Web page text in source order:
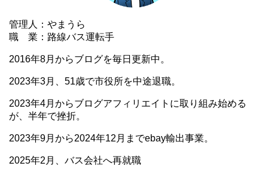
管理人：やまうら
職 業：路線バス運転手
2016年8月からブログを毎日更新中。
2023年3月、51歳で市役所を中途退職。
2023年4月からブログアフィリエイトに取り組み始める
が、半年で挫折。
2023年9月から2024年12月までebay輸出事業。
2025年2月、バス会社へ再就職